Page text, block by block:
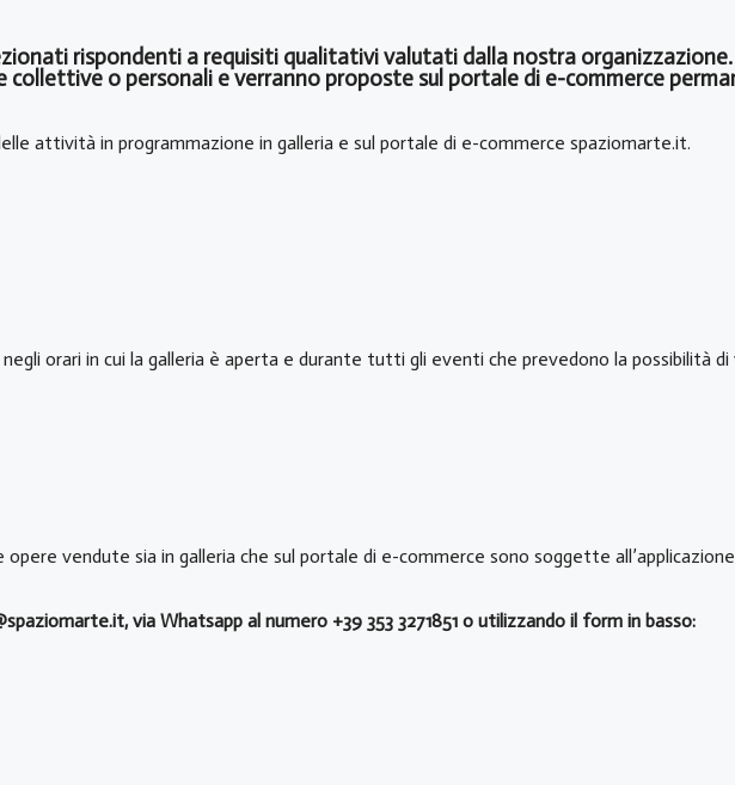
rispondenti a requisiti qualitativi valutati dalla nostra
collettive o personali e verranno proposte sul portale di e-commerce
attività in programmazione in galleria e sul portale di e-commerce spaziomarte.it.
orari in cui la galleria è aperta e durante tutti gli eventi che prevedono la possibilità
vendute sia in galleria che sul portale di e-commerce sono soggette
via Whatsapp al numero +39 353 3271851 o utilizzando il form in basso: